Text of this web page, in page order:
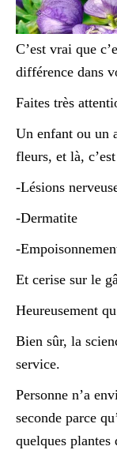
C’est vrai que
différence dans
Faites très
Un enfant ou un
fleurs, et là,
-Lésions
-Dermatite
-
Et cerise sur le
Heureusement
Bien sûr, la
service.
Personne n’a
seconde parce
quelques plantes